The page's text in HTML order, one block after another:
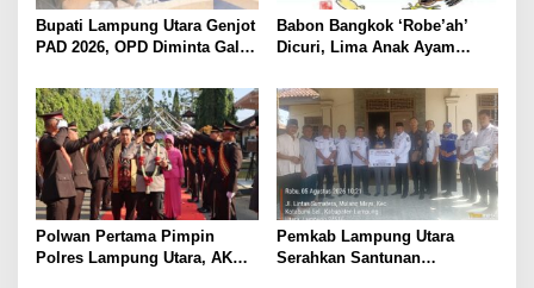
Bupati Lampung Utara Genjot
PAD 2026, OPD Diminta Gali
hingga Optimalkan PBB-P2
Babon Bangkok ‘Robe’ah’
Dicuri, Lima Anak Ayam
Gang Jalaba Kotabumi Heboh
Polwan Pertama Pimpin
Polres Lampung Utara, AKBP
Pemkab Lampung Utara
Serahkan Santunan